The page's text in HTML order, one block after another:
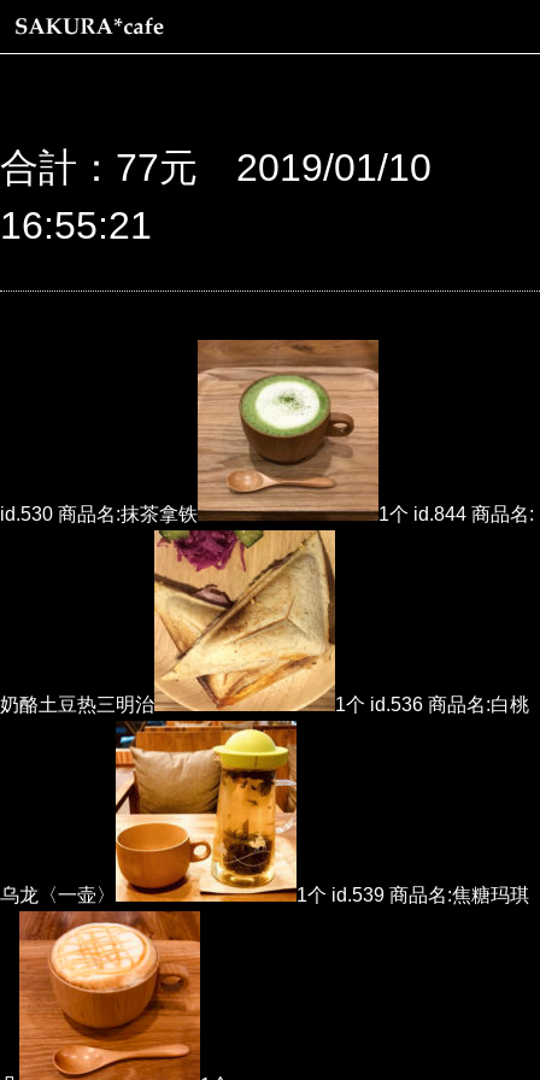
合計：77元 2019/01/10
16:55:21
id.530 商品名:抹茶拿铁 1个 id.844 商品名:
奶酪土豆热三明治 1个 id.536 商品名:白桃
乌龙〈一壶〉 1个 id.539 商品名:焦糖玛琪